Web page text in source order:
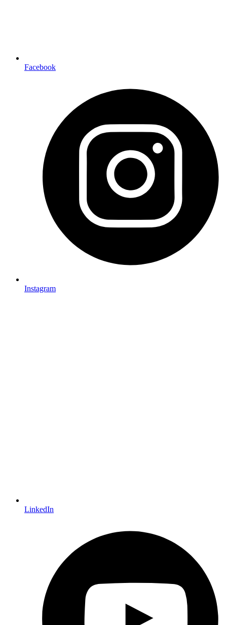
Facebook
Instagram
LinkedIn